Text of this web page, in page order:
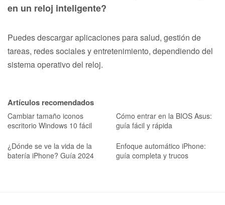
en un reloj inteligente?
Puedes descargar aplicaciones para salud, gestión de
tareas, redes sociales y entretenimiento, dependiendo del
sistema operativo del reloj.
Artículos recomendados
Cambiar tamaño iconos
escritorio Windows 10 fácil
Cómo entrar en la BIOS Asus:
guía fácil y rápida
¿Dónde se ve la vida de la
batería iPhone? Guía 2024
Enfoque automático iPhone:
guía completa y trucos